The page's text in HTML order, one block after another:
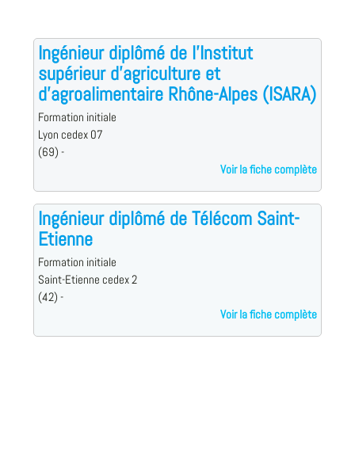
Ingénieur diplômé de l'Institut
supérieur d'agriculture et
d'agroalimentaire Rhône-Alpes (ISARA)
Formation initiale
Lyon cedex 07
(69) -
Voir la fiche complète
Ingénieur diplômé de Télécom Saint-
Etienne
Formation initiale
Saint-Etienne cedex 2
(42) -
Voir la fiche complète